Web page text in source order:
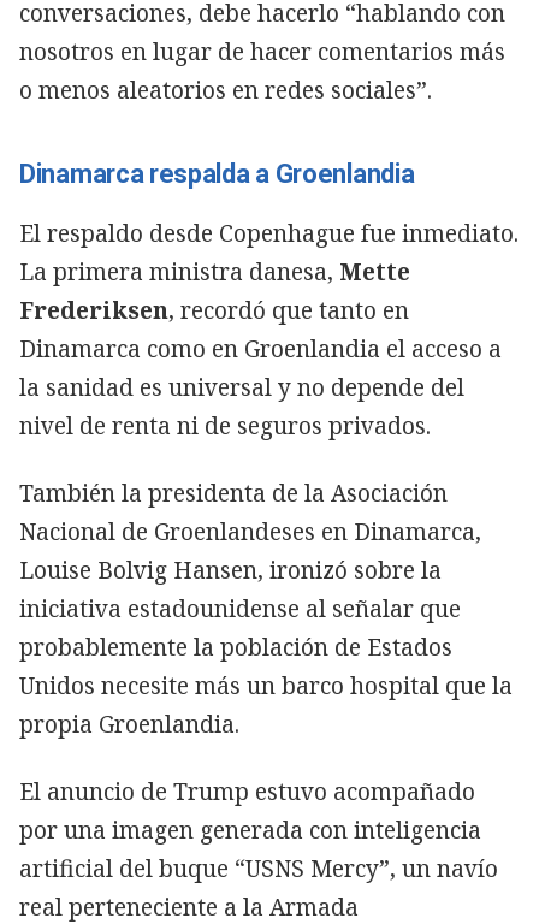
conversaciones, debe hacerlo “hablando con
nosotros en lugar de hacer comentarios más
o menos aleatorios en redes sociales”.
Dinamarca respalda a Groenlandia
El respaldo desde Copenhague fue inmediato.
La primera ministra danesa, Mette
Frederiksen, recordó que tanto en
Dinamarca como en Groenlandia el acceso a
la sanidad es universal y no depende del
nivel de renta ni de seguros privados.
También la presidenta de la Asociación
Nacional de Groenlandeses en Dinamarca,
Louise Bolvig Hansen, ironizó sobre la
iniciativa estadounidense al señalar que
probablemente la población de Estados
Unidos necesite más un barco hospital que la
propia Groenlandia.
El anuncio de Trump estuvo acompañado
por una imagen generada con inteligencia
artificial del buque “USNS Mercy”, un navío
real perteneciente a la Armada